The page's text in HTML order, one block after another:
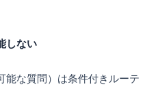
しない
能な質問）は条件付きルーテ